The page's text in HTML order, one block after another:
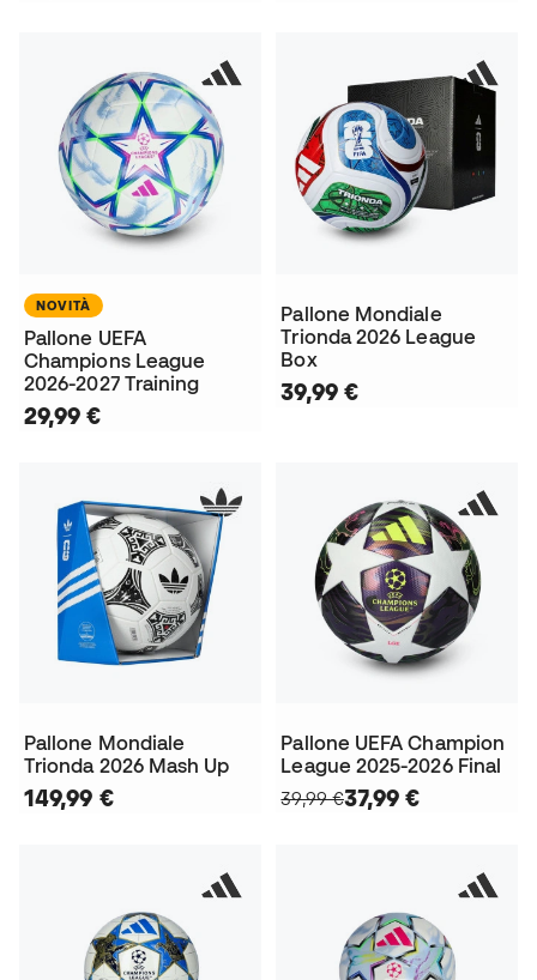
NOVITÀ
Pallone UEFA
Champions League
2026-2027 Training
29,99 €
Pallone Mondiale
Trionda 2026 League
Box
39,99 €
Pallone Mondiale
Trionda 2026 Mash Up
149,99 €
Pallone UEFA Champion
League 2025-2026 Final
39,99 €37,99 €